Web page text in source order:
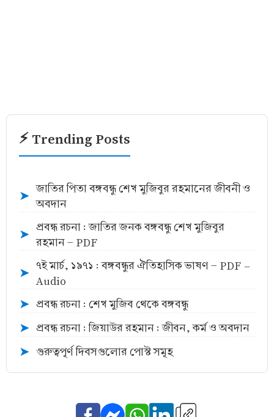
⚡ Trending Posts
➤
জাতির পিতা বঙ্গবন্ধু শেখ মুজিবুর রহমানের জীবনী ও
অবদান
➤
প্রবন্ধ রচনা : জাতির জনক বঙ্গবন্ধু শেখ মুজিবুর
রহমান - PDF
➤
৭ই মার্চ, ১৯৭১ : বঙ্গবন্ধুর ঐতিহাসিক ভাষণ - PDF -
Audio
➤ প্রবন্ধ রচনা : শেখ মুজিব থেকে বঙ্গবন্ধু
➤ প্রবন্ধ রচনা : জিয়াউর রহমান : জীবন, কর্ম ও অবদান
➤ গুরুত্বপূর্ণ দিবসগুলোর পোস্ট সমূহ